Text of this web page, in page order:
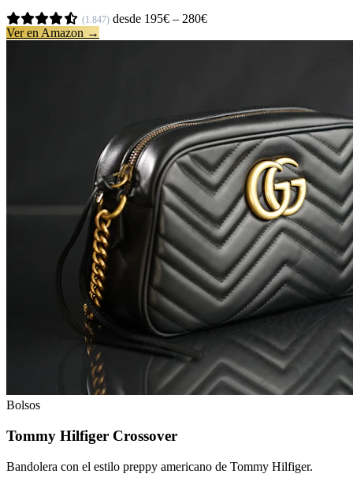
(1.847) desde 195€ – 280€
Ver en Amazon →
Bolsos
Tommy Hilfiger Crossover
Bandolera con el estilo preppy americano de Tommy Hilfiger.